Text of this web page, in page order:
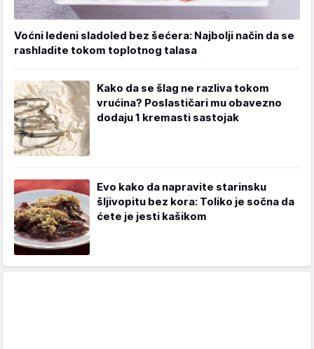
Voćni ledeni sladoled bez šećera: Najbolji način da se
rashladite tokom toplotnog talasa
Kako da se šlag ne razliva tokom
vrućina? Poslastičari mu obavezno
dodaju 1 kremasti sastojak
Evo kako da napravite starinsku
šljivopitu bez kora: Toliko je sočna da
ćete je jesti kašikom